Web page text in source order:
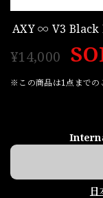
AXY ∞ V3
¥14,000
※この商品は1点までの